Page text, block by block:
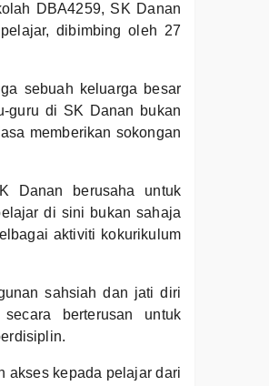
DBA4259, SK Danan
dibimbing oleh 27
sebuah keluarga besar
guru di SK Danan bukan
memberikan sokongan
Danan berusaha untuk
di sini bukan sahaja
aktiviti kokurikulum
sahsiah dan jati diri
berterusan untuk
akses kepada pelajar dari